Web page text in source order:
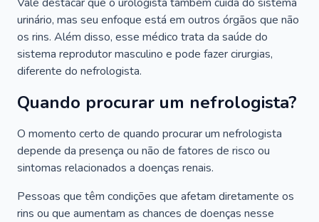
urinário, mas seu enfoque está em outros órgãos que não
os rins. Além disso, esse médico trata da saúde do
sistema reprodutor masculino e pode fazer cirurgias,
diferente do nefrologista.
Quando procurar um nefrologista?
O momento certo de quando procurar um nefrologista
depende da presença ou não de fatores de risco ou
sintomas relacionados a doenças renais.
Pessoas que têm condições que afetam diretamente os
rins ou que aumentam as chances de doenças nesse